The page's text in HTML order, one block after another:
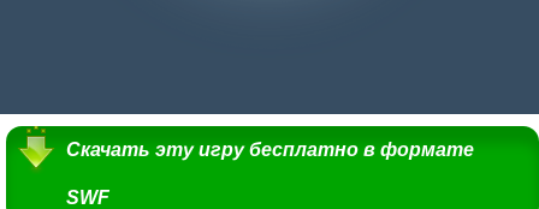
Скачать эту игру бесплатно в формате
SWF